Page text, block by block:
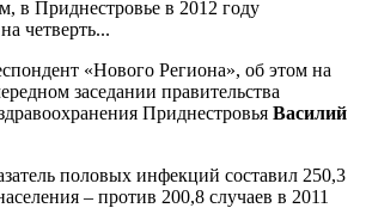
в Приднестровье в 2012 году
четверть...
«Нового Региона», об этом на
заседании правительства
Приднестровья Василий
половых инфекций составил 250,3
– против 200,8 случаев в 2011